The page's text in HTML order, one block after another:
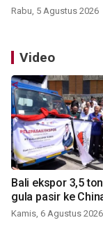
latihan di Kepri
Rabu, 5 Agustus 2026
Video
Bali ekspor 3,5
gula pasir ke
Kamis, 6 Agustus 2026